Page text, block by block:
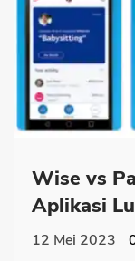
Wise vs
Aplikasi
12 Mei 2023